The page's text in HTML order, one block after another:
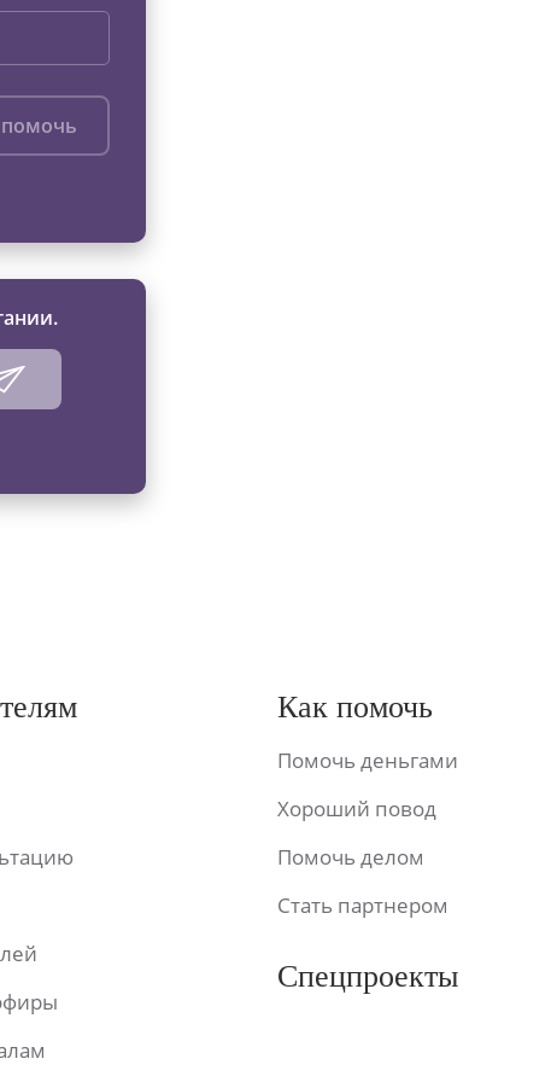
Как помочь
Помочь деньгами
Хороший повод
Помочь делом
Стать партнером
Спецпроекты